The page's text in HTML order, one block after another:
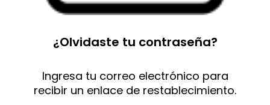
¿Olvidaste tu contraseña?
Ingresa tu correo electrónico para
recibir un enlace de restablecimiento.